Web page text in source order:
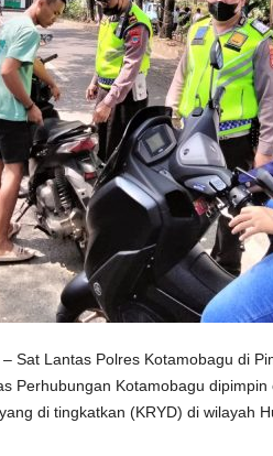
– Sat Lantas Polres Kotamobagu di
Perhubungan Kotamobagu
di tingkatkan (KRYD) di wilayah